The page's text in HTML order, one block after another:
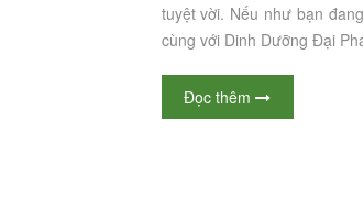
tuyệt vời. Nếu như bạn
cùng với Dinh Dưỡng Đại
Đọc thêm